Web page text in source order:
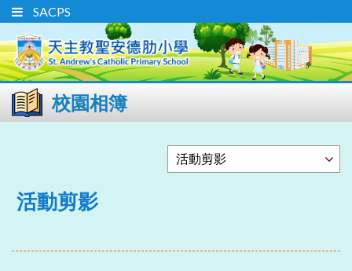
SACPS
校園相簿
活動剪影